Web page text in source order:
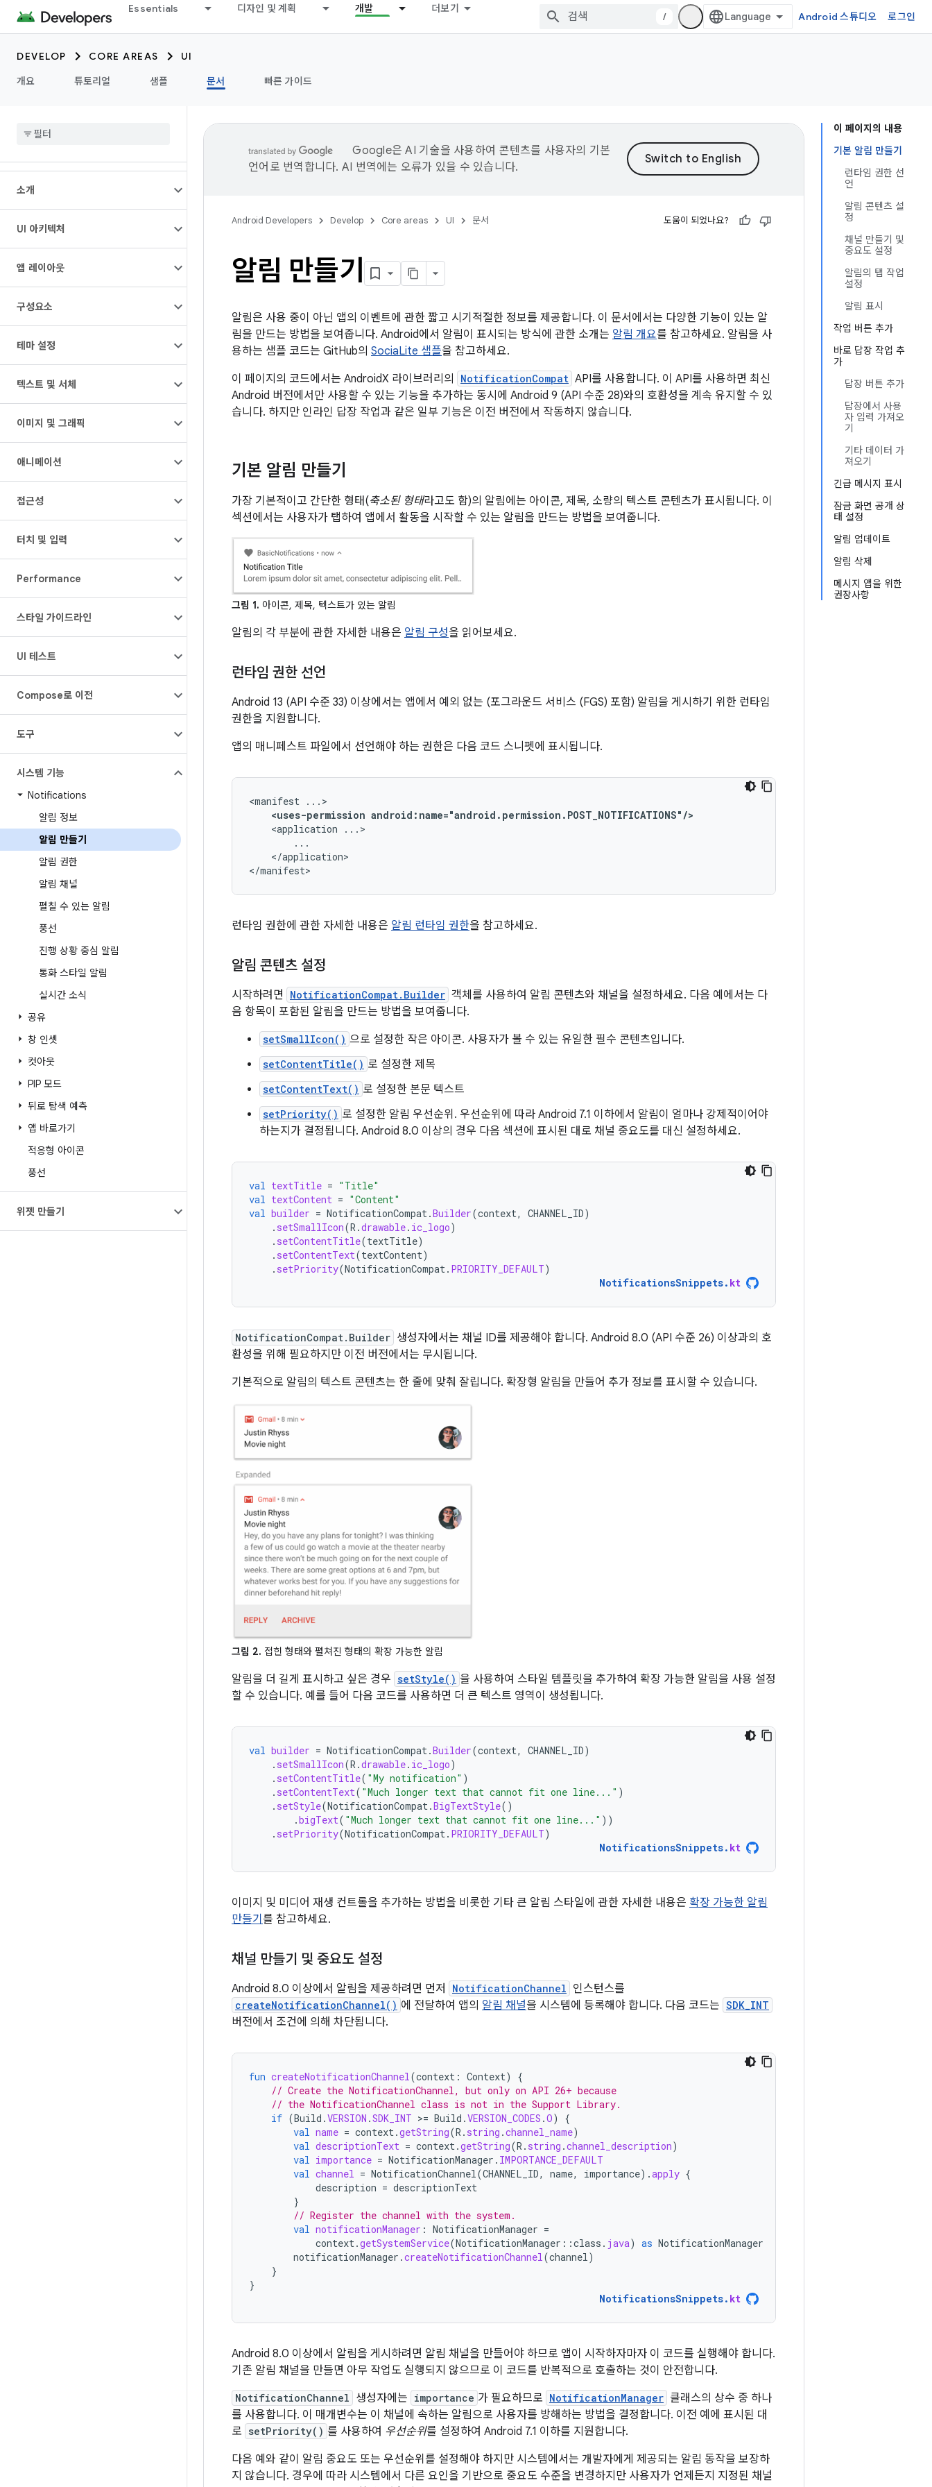
Essentials 디자인 및 계획 개발 더보기
/ Android 스튜디오 로그인
DEVELOP CORE AREAS
UI
개요
튜토리얼 샘플 문서 빠른 가이드
소개
UI 아키텍처
앱 레이아웃
구성요소
테마 설정
텍스트 및 서체
이미지 및 그래픽
애니메이션
접근성
터치 및 입력
Performance
스타일 가이드라인
UI 테스트
Compose로 이전
도구
시스템 기능
Notifications
알림 정보
알림 만들기
알림 권한
알림 채널
펼칠 수 있는 알림
풍선
진행 상황 중심 알림
통화 스타일 알림
실시간 소식
공유
창 인셋
컷아웃
PIP 모드
뒤로 탐색 예측
앱 바로가기
적응형 아이콘
풍선
위젯 만들기
이 페이지의 내용
기본 알림 만들기
런타임 권한 선
언
알림 콘텐츠 설
정
채널 만들기 및
중요도 설정
알림의 탭 작업
설정
알림 표시
작업 버튼 추가
바로 답장 작업 추
가
답장 버튼 추가
답장에서 사용
자 입력 가져오
기
기타 데이터 가
져오기
긴급 메시지 표시
잠금 화면 공개 상
태 설정
알림 업데이트
알림 삭제
메시지 앱을 위한
권장사항
Google은 AI 기술을 사용하여 콘텐츠를 사용자의 기본
언어로 번역합니다. AI 번역에는 오류가 있을 수 있습니다.
Android Developers Develop Core areas UI 문서 도움이 되었나요?
알림 만들기
알림은 사용 중이 아닌 앱의 이벤트에 관한 짧고 시기적절한 정보를 제공합니다. 이 문서에서는 다양한 기능이 있는 알
림을 만드는 방법을 보여줍니다. Android에서 알림이 표시되는 방식에 관한 소개는 알림 개요를 참고하세요. 알림을 사
용하는 샘플 코드는 GitHub의 SociaLite 샘플을 참고하세요.
이 페이지의 코드에서는 AndroidX 라이브러리의
NotificationCompat API를 사용합니다. 이 API를 사용하면 최신
Android 버전에서만 사용할 수 있는 기능을 추가하는 동시에 Android 9 (API 수준 28)와의 호환성을 계속 유지할 수 있
습니다. 하지만 인라인 답장 작업과 같은 일부 기능은 이전 버전에서 작동하지 않습니다.
기본 알림 만들기
가장 기본적이고 간단한 형태(축소된 형태라고도 함)의 알림에는 아이콘, 제목, 소량의 텍스트 콘텐츠가 표시됩니다. 이
섹션에서는 사용자가 탭하여 앱에서 활동을 시작할 수 있는 알림을 만드는 방법을 보여줍니다.
그림 1. 아이콘, 제목, 텍스트가 있는 알림
알림의 각 부분에 관한 자세한 내용은 알림 구성을 읽어보세요.
런타임 권한 선언
Android 13 (API 수준 33) 이상에서는 앱에서 예외 없는 (포그라운드 서비스 (FGS) 포함) 알림을 게시하기 위한 런타임
권한을 지원합니다.
앱의 매니페스트 파일에서 선언해야 하는 권한은 다음 코드 스니펫에 표시됩니다.
<manifest
<uses-permission android:name="android.permission.POST_NOTIFICATIONS"/>
<application
</application>
</manifest>
런타임 권한에 관한 자세한 내용은 알림 런타임 권한을 참고하세요.
알림 콘텐츠 설정
시작하려면 NotificationCompat.Builder 객체를 사용하여 알림 콘텐츠와 채널을 설정하세요. 다음 예에서는 다
음 항목이 포함된 알림을 만드는 방법을 보여줍니다.
setSmallIcon() 으로 설정한 작은 아이콘. 사용자가 볼 수 있는 유일한 필수 콘텐츠입니다.
setContentTitle() 로 설정한 제목
setContentText() 로 설정한 본문 텍스트
setPriority() 로 설정한 알림 우선순위. 우선순위에 따라 Android 7.1 이하에서 알림이 얼마나 강제적이어야
하는지가 결정됩니다. Android 8.0 이상의 경우 다음 섹션에 표시된 대로 채널 중요도를 대신 설정하세요.
val textTitle = "Title"
val textContent = "Content"
val builder = NotificationCompat .Builder(context, CHANNEL_ID)
. setSmallIcon(R .drawable. ic_logo)
. setContentTitle(textTitle)
. setContentText(textContent)
. setPriority(NotificationCompat . PRIORITY_DEFAULT)
NotificationsSnippets. kt
NotificationCompat.Builder 생성자에서는 채널 ID를 제공해야 합니다. Android 8.0 (API 수준 26) 이상과의 호
환성을 위해 필요하지만 이전 버전에서는 무시됩니다.
기본적으로 알림의 텍스트 콘텐츠는 한 줄에 맞춰 잘립니다. 확장형 알림을 만들어 추가 정보를 표시할 수 있습니다.
그림 2. 접힌 형태와 펼쳐진 형태의 확장 가능한 알림
알림을 더 길게 표시하고 싶은 경우 setStyle() 을 사용하여 스타일 템플릿을 추가하여 확장 가능한 알림을 사용 설정
할 수 있습니다. 예를 들어 다음 코드를 사용하면 더 큰 텍스트 영역이 생성됩니다.
val builder = NotificationCompat.Builder(context, CHANNEL_ID)
. setSmallIcon(R .drawable. ic_logo)
. setContentTitle( "My notification" )
. setContentText( "Much longer text that cannot fit one line..." )
. setStyle(NotificationCompat.BigTextStyle()
.bigText( "Much longer text that cannot fit one line..." ))
. setPriority(NotificationCompat. PRIORITY_DEFAULT)
NotificationsSnippets. kt
이미지 및 미디어 재생 컨트롤을 추가하는 방법을 비롯한 기타 큰 알림 스타일에 관한 자세한 내용은 확장 가능한 알림
만들기 를 참고하세요.
채널 만들기 및 중요도 설정
Android 8.0 이상에서 알림을 제공하려면 먼저 NotificationChannel 인스턴스를
createNotificationChannel() 에 전달하여 앱의 알림 채널을 시스템에 등록해야 합니다. 다음 코드는 SDK_INT
버전에서 조건에 의해 차단됩니다.
fun createNotificationChannel(context : Context)
{
// Create the NotificationChannel, but only on API 26+ because
// the NotificationChannel class is not in the Support Library.
if (Build .VERSION .SDK_INT >= Build .VERSION_CODES .O)
{
val name = context.getString(R . string .channel_name)
val descriptionText = context.getString(R . string .channel_description)
val importance = NotificationManager . IMPORTANCE_DEFAULT
val channel = NotificationChannel(CHANNEL_ID, name, importance).apply {
description = descriptionText
}
// Register the channel with the system.
val notificationManager : NotificationManager =
context.getSystemService(NotificationManager ::class . java) as NotificationManager
notificationManager .createNotificationChannel(channel)
}
}
NotificationsSnippets. kt
Android 8.0 이상에서 알림을 게시하려면 알림 채널을 만들어야 하므로 앱이 시작하자마자 이 코드를 실행해야 합니다.
기존 알림 채널을 만들면 아무 작업도 실행되지 않으므로 이 코드를 반복적으로 호출하는 것이 안전합니다.
NotificationChannel 생성자에는 importance 가 필요하므로 NotificationManager 클래스의 상수 중 하나
를 사용합니다. 이 매개변수는 이 채널에 속하는 알림으로 사용자를 방해하는 방법을 결정합니다. 이전 예에 표시된 대
로 setPriority() 를 사용하여 우선순위를 설정하여 Android 7.1 이하를 지원합니다.
다음 예와 같이 알림 중요도 또는 우선순위를 설정해야 하지만 시스템에서는 개발자에게 제공되는 알림 동작을 보장하
지 않습니다. 경우에 따라 시스템에서 다른 요인을 기반으로 중요도 수준을 변경하지만 사용자가 언제든지 지정된 채널